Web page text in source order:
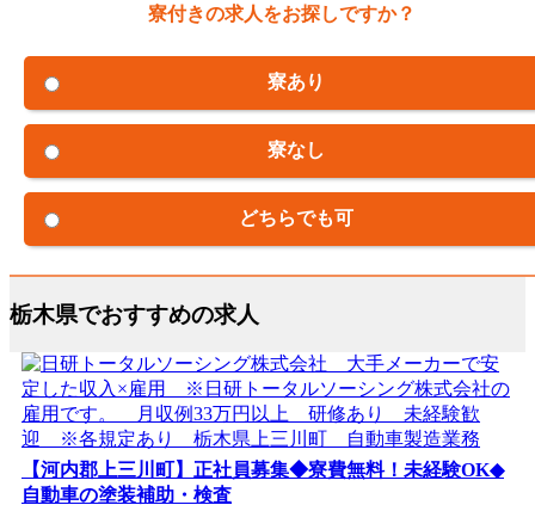
寮付きの求人をお探しですか？
寮あり
寮なし
どちらでも可
栃木県でおすすめの求人
【河内郡上三川町】正社員募集◆寮費無料！未経験OK◆
自動車の塗装補助・検査